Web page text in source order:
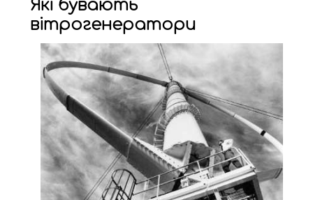
Які бувають
вітрогенератори